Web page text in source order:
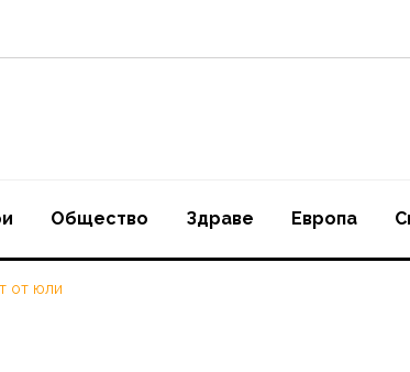
Oбщество Здраве Европа
от юли